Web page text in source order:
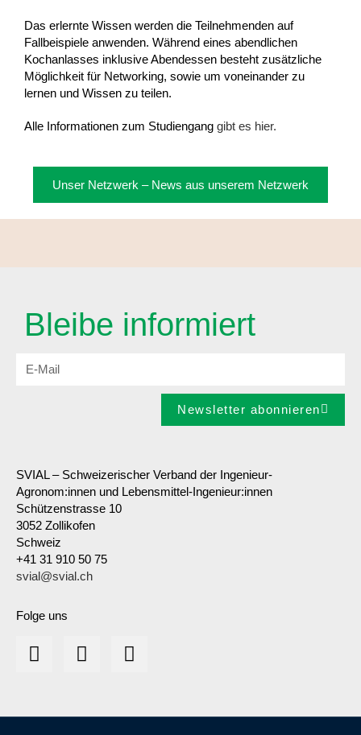
Das erlernte Wissen werden die Teilnehmenden auf
Fallbeispiele anwenden. Während eines abendlichen
Kochanlasses inklusive Abendessen besteht zusätzliche
Möglichkeit für Networking, sowie um voneinander zu
lernen und Wissen zu teilen.
Alle Informationen zum Studiengang gibt es hier.
Unser Netzwerk – News aus unserem Netzwerk
Bleibe informiert
Newsletter abonnieren
SVIAL – Schweizerischer Verband der Ingenieur-
Agronom:innen und Lebensmittel-Ingenieur:innen
Schützenstrasse 10
3052 Zollikofen
Schweiz
+41 31 910 50 75
svial@svial.ch
Folge uns